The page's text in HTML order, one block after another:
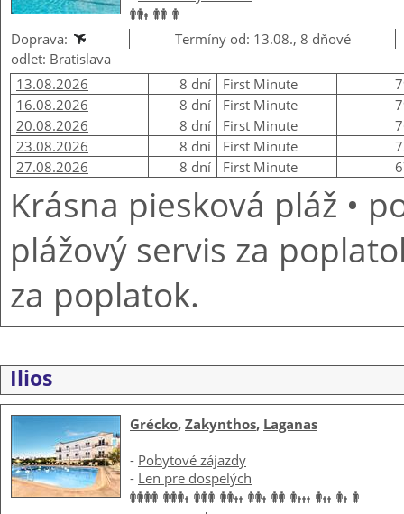
Doprava:
Termíny od: 13.08., 8 dňové
odlet: Bratislava
13.08.2026
8 dní First Minute
16.08.2026
8 dní First Minute
20.08.2026
8 dní First Minute
23.08.2026
8 dní First Minute
27.08.2026
8 dní First Minute
Krásna piesková pláž •
plážový servis za
za poplatok.
Ilios
Grécko, Zakynthos, Laganas
- Pobytové zájazdy
- Len pre dospelých